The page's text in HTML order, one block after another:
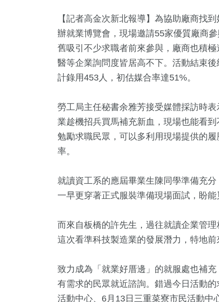
【記者高金次新北報導】為協助廠商找
辦就業博覽會，現場邀請55家優質廠商
舊吸引不少求職者前來參與，廠商也積
醫等企業詢問度皆居高不下。活動結束
計錄用453人，初估媒合率達51%。
勞工局主任秘書余雅芳接受媒體採訪時
業趁機招兵買馬補充新血，現場也能看
勉勵求職民眾，可以多利用現場提供的
率。
就讀資工系的應屆畢業生陳同學準備充
一早更穿著正式服裝準備現場面試，盼能
而來自板橋的許先生，過往就讀企業管
這次看準科技製造業的發展潛力，特地
致力成為「就業好厝邊」的就服處也補
有需求的民眾就近諮詢。錯過今日活動
活動中心、6月13日三重菜寮市民活動中
綜藝 運動 綜合
2024總統大選 海峽論壇